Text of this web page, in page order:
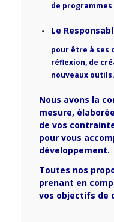
de
Le
pour être à ses
réflexion, de
nouveaux outils.
Nous avons la
mesure,
de vos
pour vous
développement.
Toutes nos
prenant en
vos objectifs de